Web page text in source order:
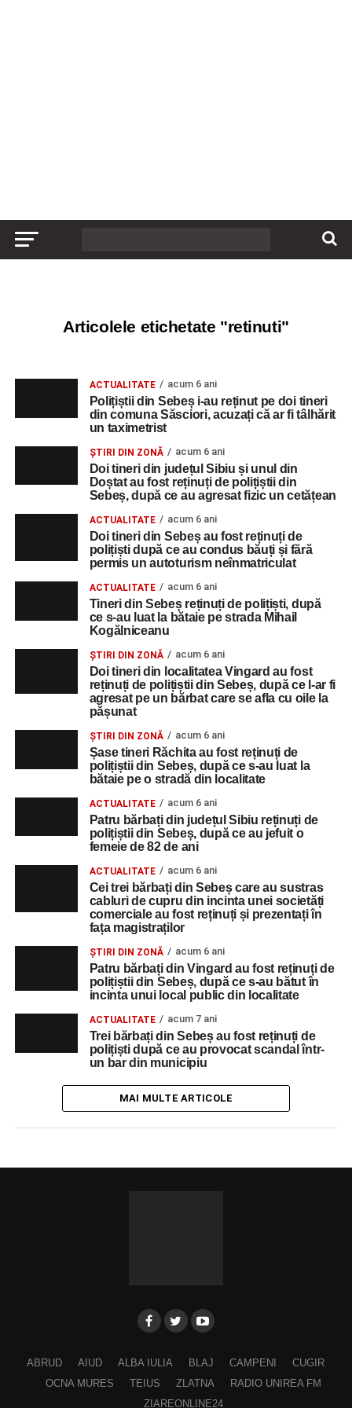
Articolele etichetate "retinuti"
ACTUALITATE acum 6 ani
Polițiștii din Sebeș i-au reținut pe doi tineri
din comuna Săsciori, acuzați că ar fi tâlhărit
un taximetrist
ȘTIRI DIN ZONĂ acum 6 ani
Doi tineri din județul Sibiu și unul din
Doștat au fost reținuți de polițiștii din
Sebeș, după ce au agresat fizic un cetățean
ACTUALITATE acum 6 ani
Doi tineri din Sebeș au fost reținuți de
polițiști după ce au condus băuți și fără
permis un autoturism neînmatriculat
ACTUALITATE acum 6 ani
Tineri din Sebeș reținuți de polițiști, după
ce s-au luat la bătaie pe strada Mihail
Kogălniceanu
ȘTIRI DIN ZONĂ acum 6 ani
Doi tineri din localitatea Vingard au fost
reținuți de polițiștii din Sebeș, după ce l-ar fi
agresat pe un bărbat care se afla cu oile la
pășunat
ȘTIRI DIN ZONĂ acum 6 ani
Șase tineri Răchita au fost reținuți de
polițiștii din Sebeș, după ce s-au luat la
bătaie pe o stradă din localitate
ACTUALITATE acum 6 ani
Patru bărbați din județul Sibiu reținuți de
polițiștii din Sebeș, după ce au jefuit o
femeie de 82 de ani
ACTUALITATE acum 6 ani
Cei trei bărbați din Sebeș care au sustras
cabluri de cupru din incinta unei societăți
comerciale au fost reținuți și prezentați în
fața magistraților
ȘTIRI DIN ZONĂ acum 6 ani
Patru bărbați din Vingard au fost reținuți de
polițiștii din Sebeș, după ce s-au bătut în
incinta unui local public din localitate
ACTUALITATE acum 7 ani
Trei bărbați din Sebeș au fost reținuți de
polițiști după ce au provocat scandal într-
un bar din municipiu
MAI MULTE ARTICOLE
ABRUD AIUD ALBA IULIA BLAJ CAMPENI
CUGIR
OCNA MURES
TEIUS ZLATNA
RADIO UNIREA FM
ZIAREONLINE24